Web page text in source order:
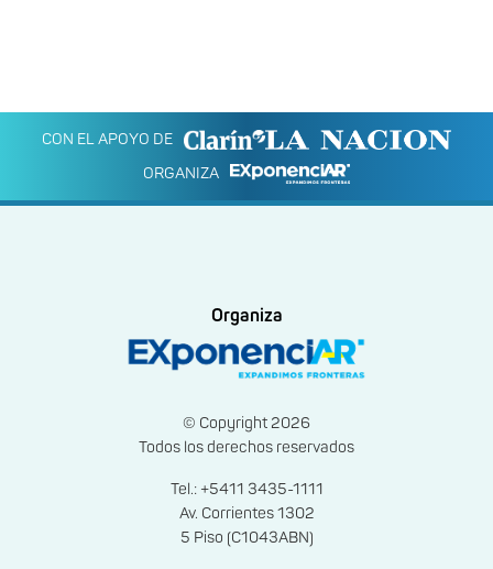
CON EL APOYO DE
ORGANIZA
Organiza
© Copyright 2026
Todos los derechos reservados
Tel.: +5411 3435-1111
Av. Corrientes 1302
5 Piso (C1043ABN)